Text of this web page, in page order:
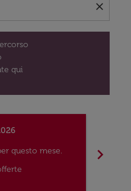
close
qui
questo mese.
chevron_right